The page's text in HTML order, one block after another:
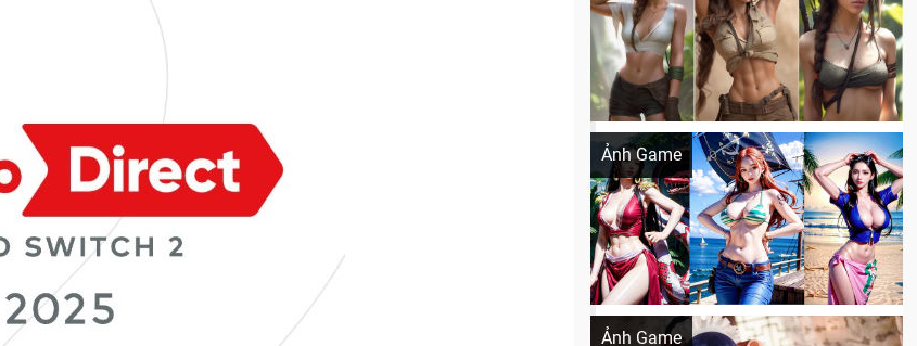
Ảnh Game
Khi AI Cosplay gái đẹp One Piece
Ảnh Game
Cosplay Xiangling siêu cute